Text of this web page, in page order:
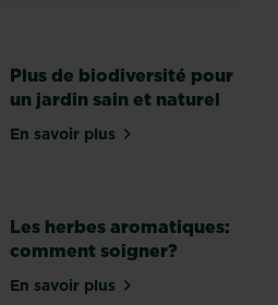
Plus de biodiversité pour
un jardin sain et naturel
En savoir plussur Plus de biodiversité
Les herbes aromatiques:
comment soigner?
En savoir plussur Les herbes